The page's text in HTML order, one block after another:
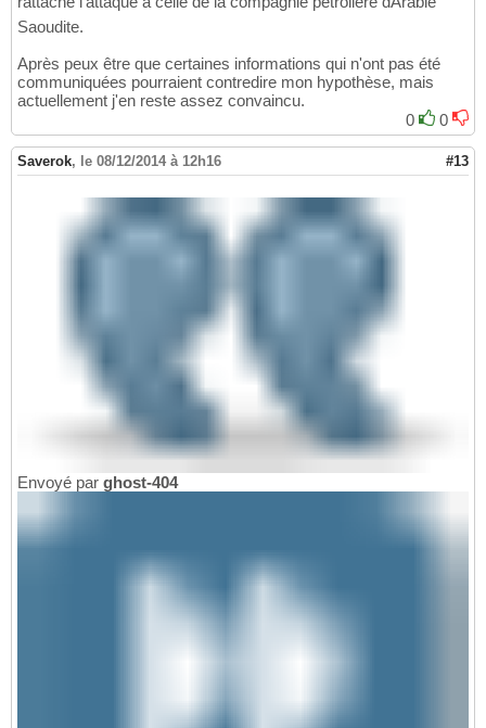
Saoudite.
Après peux être que certaines informations qui n'ont pas été
communiquées pourraient contredire mon hypothèse, mais
actuellement j'en reste assez convaincu.
0
0
Saverok, le 08/12/2014 à 12h16 #13
Envoyé par ghost-404